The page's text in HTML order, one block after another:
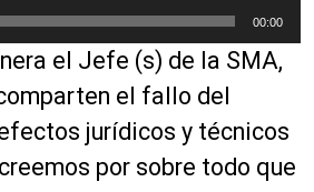
00:00
el Jefe (s) de la SMA,
el fallo del
jurídicos y técnicos
por sobre todo que